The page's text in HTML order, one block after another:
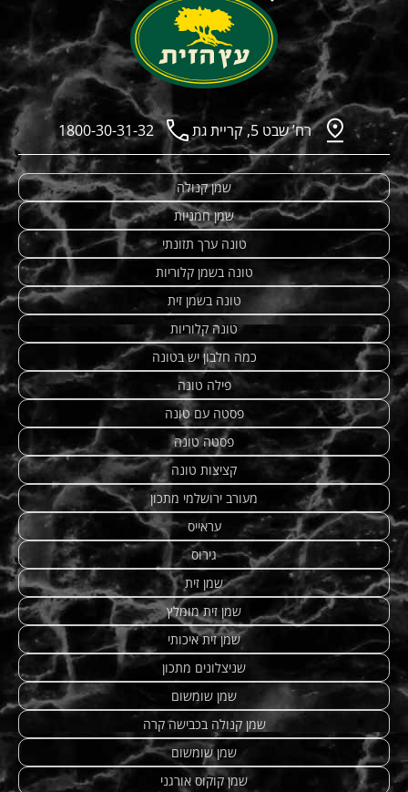
רח’ שבט 5, קריית גת 1800-30-31-32
שמן קנולה
שמן חמניות
טונה ערך תזונתי
טונה בשמן קלוריות
טונה בשמן זית
טונה קלוריות
כמה חלבון יש בטונה
פילה טונה
פסטה עם טונה
פסטה טונה
קציצות טונה
מעורב ירושלמי מתכון
עראייס
גירוס
שמן זית
שמן זית מומלץ
שמן זית איכותי
שניצלונים מתכון
שמן שומשום
שמן קנולה בכבישה קרה
שמן שומשום
שמן קוקוס אורגני